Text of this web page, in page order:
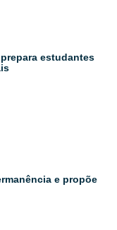
estudantes
e propõe